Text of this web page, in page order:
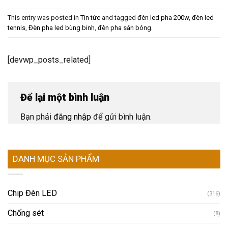
This entry was posted inTin tức and tagged đèn led pha 200w, đèn led
tennis Đèn pha led bùng binh đèn pha sân bóng
[devwp_posts_related]
Để lại một bình luận
Bạn phải đăng nhập để gửi bình luận.
DANH MỤC SẢN PHẨM
Chip Đèn LED (316)
Chống sét (8)